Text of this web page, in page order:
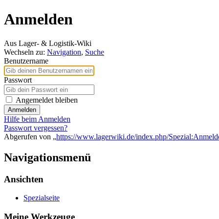
Anmelden
Aus Lager- & Logistik-Wiki
Wechseln zu: Navigation, Suche
Benutzername
Passwort
Angemeldet bleiben
Anmelden
Hilfe beim Anmelden
Passwort vergessen?
Abgerufen von „https://www.lagerwiki.de/index.php/
Navigationsmenü
Ansichten
Spezialseite
Meine Werkzeuge